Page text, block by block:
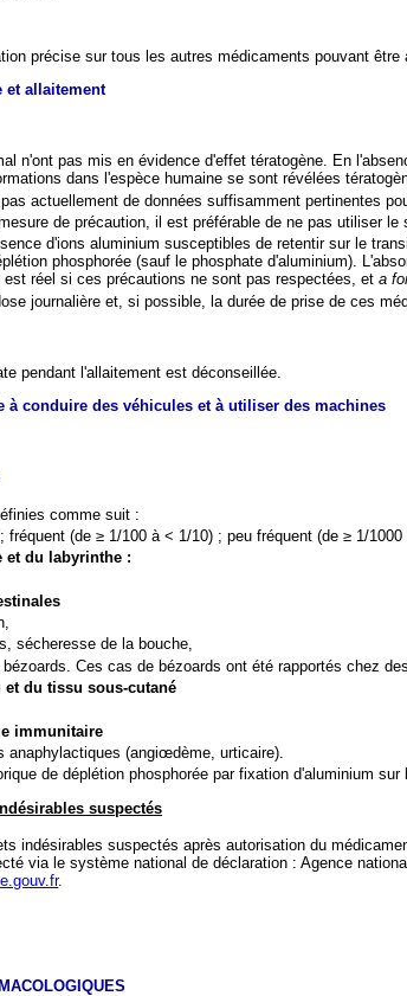
précise sur tous les autres médicaments pouvant
et allaitement
n'ont pas mis en évidence d'effet tératogène. En
dans l'espèce humaine se sont révélées
actuellement de données suffisamment pertinentes
de précaution, il est préférable de ne pas utiliser le
d'ions aluminium susceptibles de retentir sur le
phosphorée (sauf le phosphate d'aluminium).
réel si ces précautions ne sont pas respectées, eta
journalière et, si possible, la durée de prise de ces
pendant l'allaitement est déconseillée.
à conduire des véhicules et à utiliser des machines
comme suit :
fréquent (de ≥ 1/100 à < 1/10) ; peu fréquent (de ≥ 1/
et du labyrinthe :
sécheresse de la bouche,
Ces cas de bézoards ont été rapportés chez
et du tissu sous-cutané
immunitaire
anaphylactiques (angiœdème, urticaire).
de déplétion phosphorée par fixation d'aluminium
suspectés
indésirables suspectés après autorisation du
via le système national de déclaration : Agence
.